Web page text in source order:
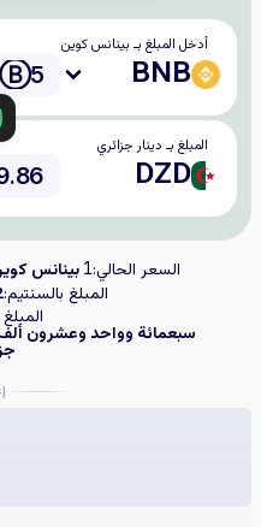
أدخل المبلغ بـ بينانس كوين
BNB
المبلغ بـ دينار جزائري
DZD
السعر الحالي:1 بينانس
المبلغ بالسنتيم:
سبعمائة وواحد وعشرون ألف